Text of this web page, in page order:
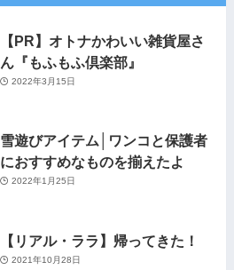
【PR】オトナかわいい雑貨屋さ
ん『もふもふ倶楽部』
2022年3月15日
雪遊びアイテム│ワンコと保護者
におすすめなものを揃えたよ
2022年1月25日
【リアル・ララ】帰ってきた！
2021年10月28日